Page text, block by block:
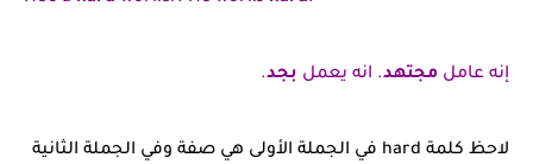
إنه عامل مجتهد. انه يعمل بجد.
لاحظ كلمة hard في الجملة الأولى هي صفة وفي الجملة الثانية